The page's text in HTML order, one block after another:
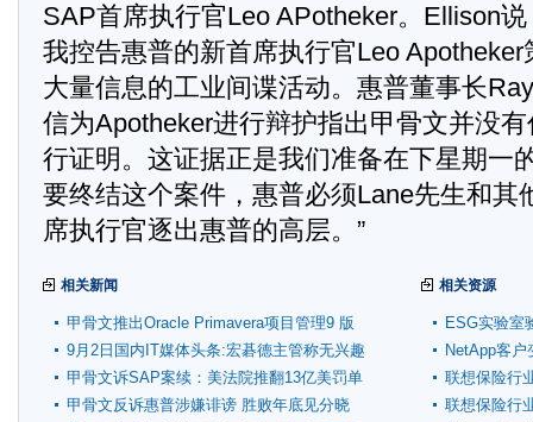
SAP首席执行官Leo APotheker。Ellison
我控告惠普的新首席执行官Leo
大量信息的工业间谍活动。惠普董事长
信为Apotheker进行辩护指出甲骨文并没
行证明。这证据正是我们准备在下星期一
要终结这个案件，惠普必须Lane先生和其
席执行官逐出惠普的高层。”
相关新闻
甲骨文推出Oracle Primavera项目管理9 版
9月2日国内IT媒体头条:宏碁德主管称无兴趣
收购惠普PC
甲骨文诉SAP案续：美法院推翻13亿美罚单
甲骨文反诉惠普涉嫌诽谤 胜败年底见分晓
相关资源
ESG实验室
NetApp客
联想保险行
联想保险行